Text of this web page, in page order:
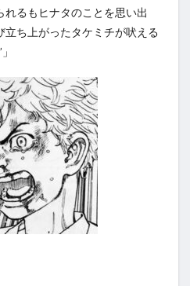
れるもヒナタのことを思い出
立ち上がったタケミチが吠える